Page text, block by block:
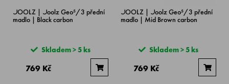
JOOLZ | Joolz Geo⁵/3 přední
madlo | Black carbon
Skladem > 5 ks
769 Kč
JOOLZ | Joolz Geo⁵/3 přední
madlo | Mid Brown carbon
Skladem > 5 ks
769 Kč